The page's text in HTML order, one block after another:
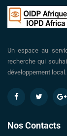
Un espace au
recherche qui
développement local.
Nos Contacts